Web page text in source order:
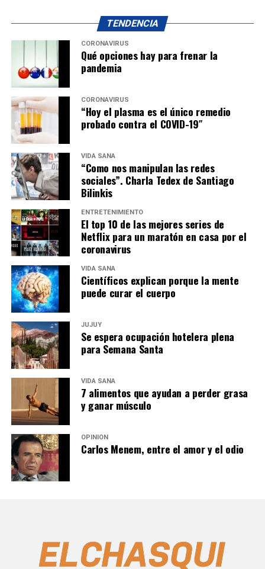
TENDENCIA
CORONAVIRUS
Qué opciones hay para frenar la
pandemia
CORONAVIRUS
“Hoy el plasma es el único remedio
probado contra el COVID-19″
VIDA SANA
“Como nos manipulan las redes
sociales”. Charla Tedex de Santiago
Bilinkis
ENTRETENIMIENTO
El top 10 de las mejores series de
Netflix para un maratón en casa por el
coronavirus
VIDA SANA
Científicos explican porque la mente
puede curar el cuerpo
JUJUY
Se espera ocupación hotelera plena
para Semana Santa
VIDA SANA
7 alimentos que ayudan a perder grasa
y ganar músculo
OPINIÓN
Carlos Menem, entre el amor y el odio